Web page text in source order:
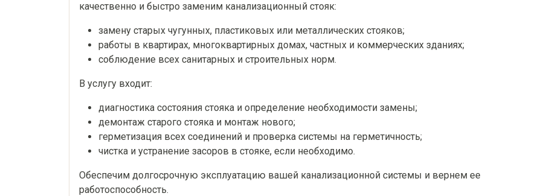
качественно и быстро заменим канализационный стояк:
замену старых чугунных, пластиковых или металлических стояков;
работы в квартирах, многоквартирных домах, частных и коммерческих зданиях;
соблюдение всех санитарных и строительных норм.
В услугу входит:
диагностика состояния стояка и определение необходимости замены;
демонтаж старого стояка и монтаж нового;
герметизация всех соединений и проверка системы на герметичность;
чистка и устранение засоров в стояке, если необходимо.
Обеспечим долгосрочную эксплуатацию вашей канализационной системы и вернем ее
работоспособность.